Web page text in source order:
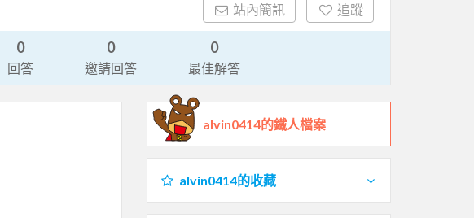
站內簡訊 追蹤
0
回答
0
邀請回答
0
最佳解答
alvin0414的鐵人檔案
alvin0414的收藏